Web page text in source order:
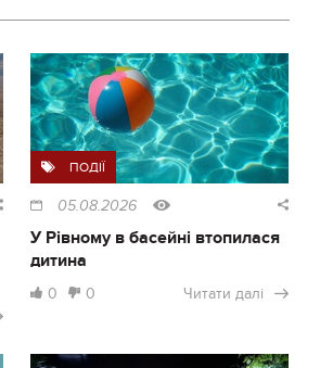
ПОДІЇ
05.08.2026
У Рівному в басейні втопилася
дитина
0 0 Читати далі